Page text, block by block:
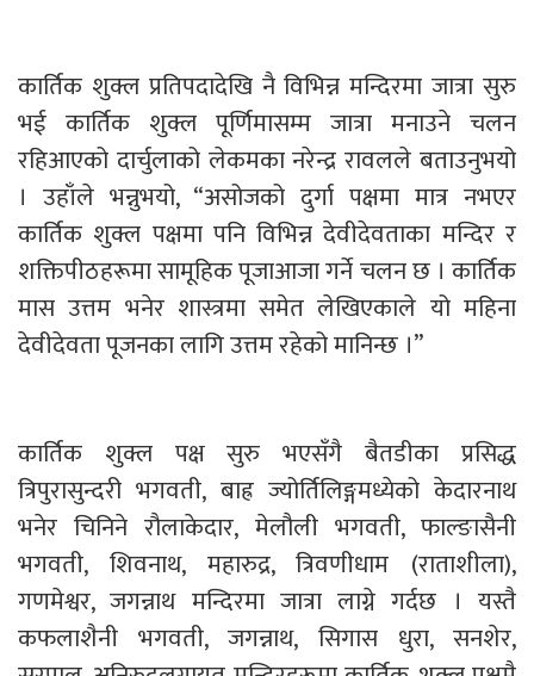
कार्तिक शुक्ल प्रतिपदादेखि नै विभिन्न मन्दिरमा जात्रा सुरु
भई कार्तिक शुक्ल पूर्णिमासम्म जात्रा मनाउने चलन
रहिआएको दार्चुलाको लेकमका नरेन्द्र रावलले बताउनुभयो
। उहाँले भन्नुभयो, “असोजको दुर्गा पक्षमा मात्र नभएर
कार्तिक शुक्ल पक्षमा पनि विभिन्न देवीदेवताका मन्दिर र
शक्तिपीठहरूमा सामूहिक पूजाआजा गर्ने चलन छ । कार्तिक
मास उत्तम भनेर शास्त्रमा समेत लेखिएकाले यो महिना
देवीदेवता पूजनका लागि उत्तम रहेको मानिन्छ ।”
कार्तिक शुक्ल पक्ष सुरु भएसँगै बैतडीका प्रसिद्ध
त्रिपुरासुन्दरी भगवती, बाह्र ज्योर्तिलिङ्गमध्येको केदारनाथ
भनेर चिनिने रौलाकेदार, मेलौली भगवती, फाल्ङासैनी
भगवती, शिवनाथ, महारुद्र, त्रिवणीधाम (राताशीला),
गणमेश्वर, जगन्नाथ मन्दिरमा जात्रा लाग्ने गर्दछ । यस्तै
कफलाशैनी भगवती, जगन्नाथ, सिगास धुरा, सनशेर,